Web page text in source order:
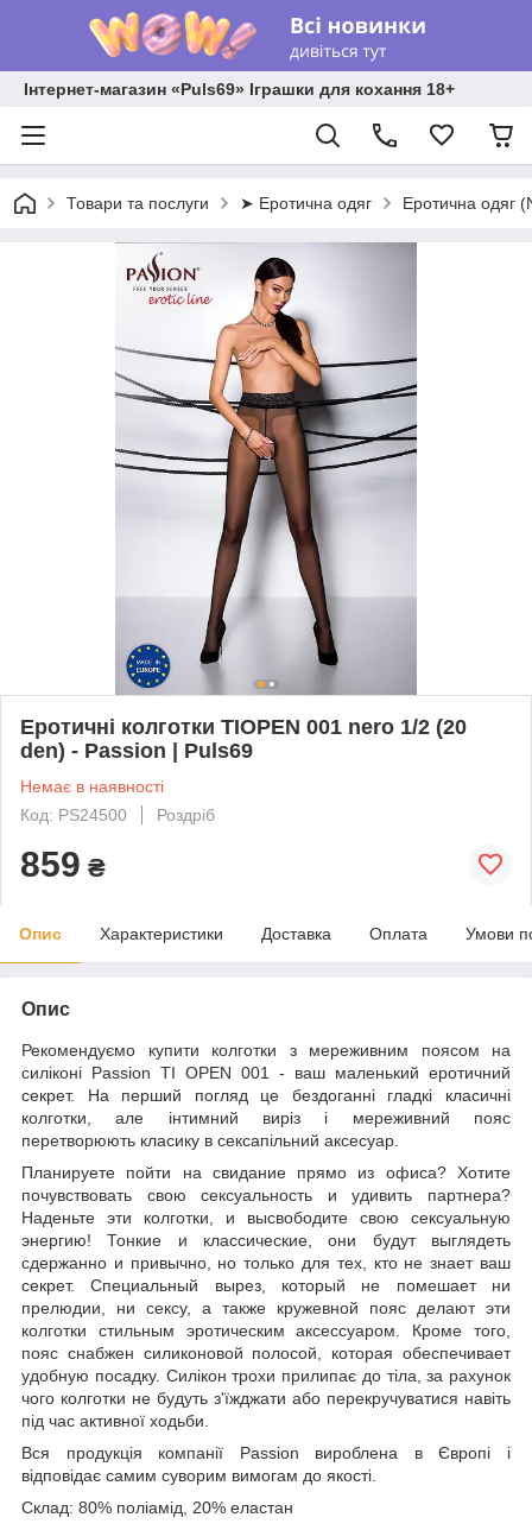
Інтернет-магазин «Puls69» Іграшки для кохання 18+
Товари та послуги ➤ Еротична одяг Еротична одяг
Еротичні колготки TIOPEN 001 nero 1/2 (20
den) - Passion | Puls69
Немає в наявності
Код: PS24500
Роздріб
859 ₴
Опис Характеристики Доставка Оплата Умови
Опис
Рекомендуємо купити колготки з мереживним поясом на
силіконі Passion TI OPEN 001 - ваш маленький еротичний
секрет. На перший погляд це бездоганні гладкі класичні
колготки, але інтимний виріз і мереживний пояс
перетворюють класику в сексапільний аксесуар.
Планируете пойти на свидание прямо из офиса? Хотите
почувствовать свою сексуальность и удивить партнера?
Наденьте эти колготки, и высвободите свою сексуальную
энергию! Тонкие и классические, они будут выглядеть
сдержанно и привычно, но только для тех, кто не знает ваш
секрет. Специальный вырез, который не помешает ни
прелюдии, ни сексу, а также кружевной пояс делают эти
колготки стильным эротическим аксессуаром. Кроме того,
пояс снабжен силиконовой полосой, которая обеспечивает
удобную посадку. Силікон трохи прилипає до тіла, за рахунок
чого колготки не будуть з'їжджати або перекручуватися навіть
під час активної ходьби.
Вся продукція компанії Passion вироблена в Європі і
відповідає самим суворим вимогам до якості.
Склад: 80% поліамід, 20% еластан